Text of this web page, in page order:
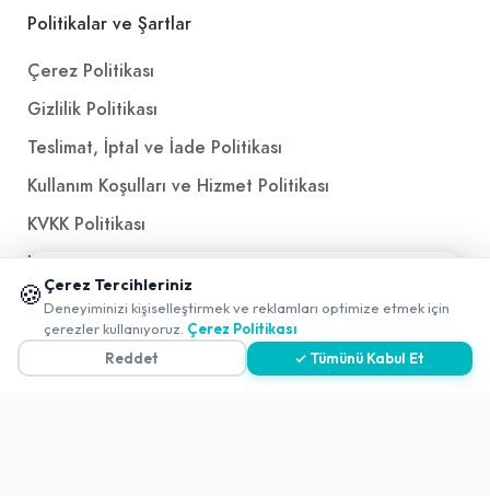
Politikalar ve Şartlar
Çerez Politikası
Gizlilik Politikası
Teslimat, İptal ve İade Politikası
Kullanım Koşulları ve Hizmet Politikası
KVKK Politikası
Kişisel Verileri Aydınlatma Metni
Referanslarımız
🍪 Çerez Tercihleriniz
Deneyiminizi kişiselleştirmek ve reklamları optimize etmek için
çerezler kullanıyoruz. Çerez Politikası
Reddet
✓ Tümünü Kabul Et
📱 Mobil uygulamamızı keşfedin!
✖